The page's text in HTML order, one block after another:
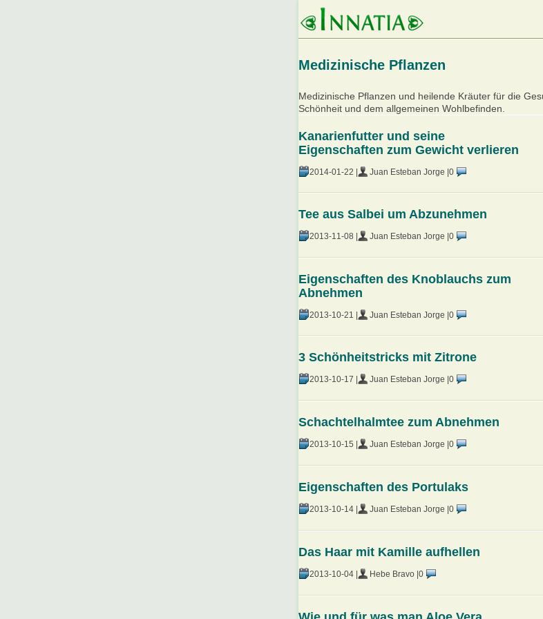
Medizinische Pflanzen
Medizinische Pflanzen und heilende Kräuter für die
Schönheit und dem allgemeinen Wohlbefinden.
Kanarienfutter und seine
Eigenschaften zum Gewicht verlieren
2014-01-22 | Juan Esteban Jorge | 0
Tee aus Salbei um Abzunehmen
2013-11-08 | Juan Esteban Jorge | 0
Eigenschaften des Knoblauchs zum
Abnehmen
2013-10-21 | Juan Esteban Jorge | 0
3 Schönheitstricks mit Zitrone
2013-10-17 | Juan Esteban Jorge | 0
Schachtelhalmtee zum Abnehmen
2013-10-15 | Juan Esteban Jorge | 0
Eigenschaften des Portulaks
2013-10-14 | Juan Esteban Jorge | 0
Das Haar mit Kamille aufhellen
2013-10-04 | Hebe Bravo | 0